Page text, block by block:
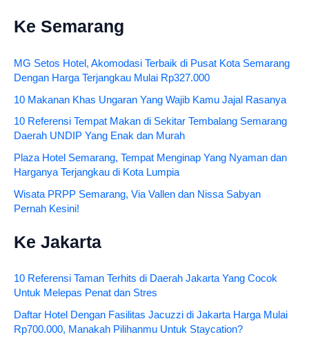
Ke Semarang
MG Setos Hotel, Akomodasi Terbaik di Pusat Kota Semarang
Dengan Harga Terjangkau Mulai Rp327.000
10 Makanan Khas Ungaran Yang Wajib Kamu Jajal Rasanya
10 Referensi Tempat Makan di Sekitar Tembalang Semarang
Daerah UNDIP Yang Enak dan Murah
Plaza Hotel Semarang, Tempat Menginap Yang Nyaman dan
Harganya Terjangkau di Kota Lumpia
Wisata PRPP Semarang, Via Vallen dan Nissa Sabyan
Pernah Kesini!
Ke Jakarta
10 Referensi Taman Terhits di Daerah Jakarta Yang Cocok
Untuk Melepas Penat dan Stres
Daftar Hotel Dengan Fasilitas Jacuzzi di Jakarta Harga Mulai
Rp700.000, Manakah Pilihanmu Untuk Staycation?